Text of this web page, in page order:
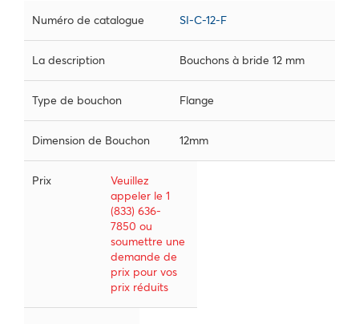
Numéro de catalogue SI-C-12-F
La description Bouchons à bride 12 mm
Type de bouchon Flange
Dimension de Bouchon 12mm
Prix
Veuillez
appeler le 1
(833) 636-
7850 ou
soumettre une
demande de
prix pour vos
prix réduits